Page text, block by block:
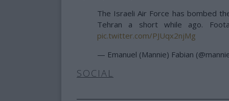
The Israeli Air Force has bombed
Tehran a short while ago.
pic.twitter.com/PJUqx2njMg
— Emanuel (Mannie) Fabian
SOCIAL